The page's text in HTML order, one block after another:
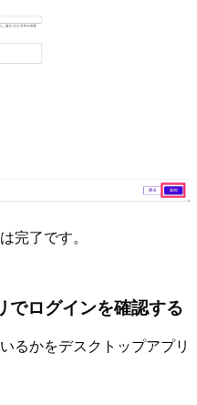
完了です。
ログインを確認する
るかをデスクトップアプリ